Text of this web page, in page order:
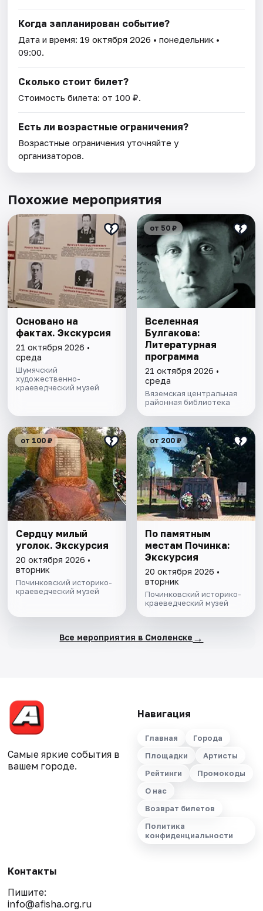
Когда запланирован событие?
Дата и время: 19 октября 2026 • понедельник •
09:00.
Сколько стоит билет?
Стоимость билета: от 100 ₽.
Есть ли возрастные ограничения?
Возрастные ограничения уточняйте у
организаторов.
Похожие мероприятия
Основано на
фактах. Экскурсия
21 октября 2026 •
среда
Шумячский
художественно-
краеведческий музей
от 50 ₽
Вселенная
Булгакова:
Литературная
программа
21 октября 2026 •
среда
Вяземская центральная
районная библиотека
от 100 ₽
Сердцу милый
уголок. Экскурсия
20 октября 2026 •
вторник
Починковский историко-
краеведческий музей
от 200 ₽
По памятным
местам Починка:
Экскурсия
20 октября 2026 •
вторник
Починковский историко-
краеведческий музей
Все мероприятия в Смоленске →
Самые яркие события в
вашем городе.
Навигация
Главная
Города
Площадки
Артисты
Рейтинги
Промокоды
О нас
Возврат билетов
Политика
конфиденциальности
Контакты
Пишите:
info@afisha.org.ru